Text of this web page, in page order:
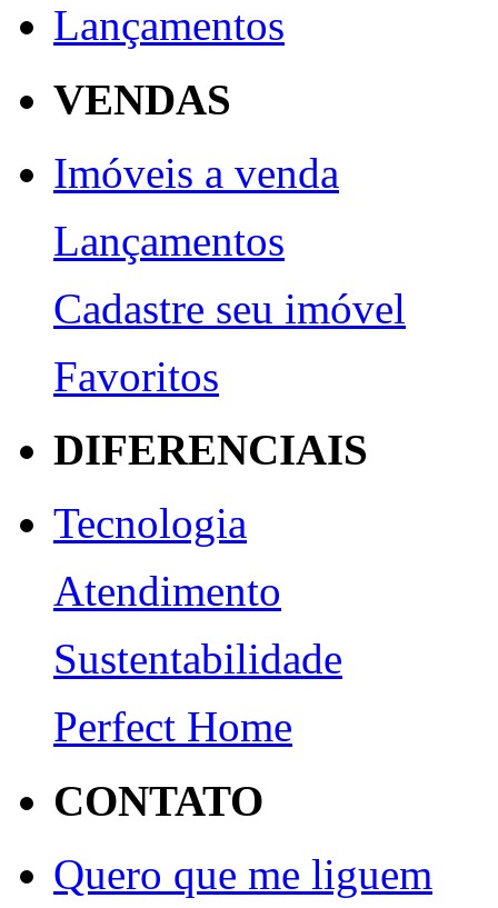
Lançamentos
VENDAS
Imóveis a venda
Lançamentos
Cadastre seu imóvel
Favoritos
DIFERENCIAIS
Tecnologia
Atendimento
Sustentabilidade
Perfect Home
CONTATO
Quero que me liguem